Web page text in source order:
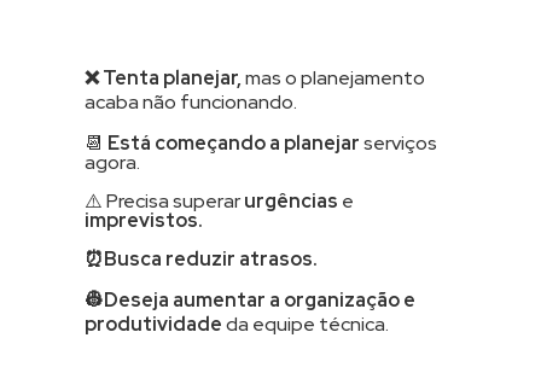
❌ Tenta planejar,mas o planejamento
acaba não funcionando.
📆 Está começando a planejarserviços
agora.
⚠️ Precisa superarurgências e
imprevistos.
⏰Busca reduzir atrasos.
👷Deseja aumentar a organização e
produtividadeda equipe técnica.